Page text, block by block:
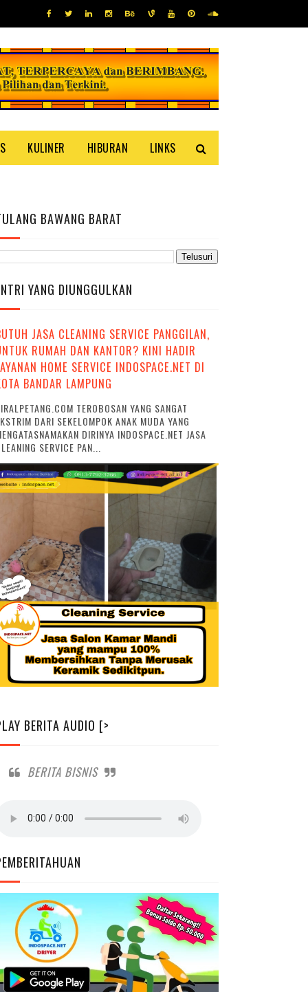
KULINER HIBURAN LINKS
BAWANG BARAT
YANG DIUNGGULKAN
JASA CLEANING SERVICE PANGGILAN,
RUMAH DAN KANTOR? KINI HADIR
HOME SERVICE INDOSPACE.NET DI
BANDAR LAMPUNG
TEROBOSAN YANG SANGAT
DARI SEKELOMPOK ANAK MUDA YANG
DIRINYA INDOSPACE.NET JASA
SERVICE PAN...
BERITA AUDIO [>
BERITA BISNIS